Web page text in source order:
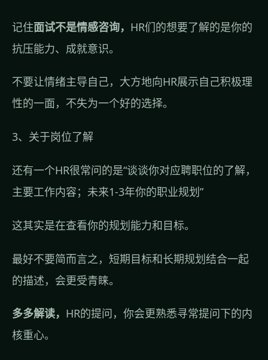
记住面试不是情感咨询， HR们的想要了解的是你的
抗压能力、成就意识。
不要让情绪主导自己，大方地向HR展示自己积极理
性的一面，不失为一个好的选择。
3、关于岗位了解
还有一个HR很常问的是“谈谈你对应聘职位的了解，
主要工作内容；未来1-3年你的职业规划”
这其实是在查看你的规划能力和目标。
最好不要简而言之，短期目标和长期规划结合一起
的描述，会更受青睐。
多多解读， HR的提问，你会更熟悉寻常提问下的内
核重心。